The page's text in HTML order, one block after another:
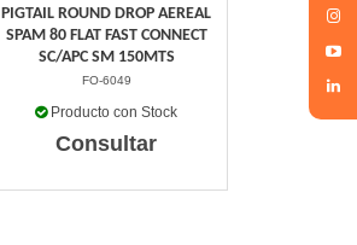
PIGTAIL ROUND DROP AEREAL
SPAM 80 FLAT FAST CONNECT
SC/APC SM 150MTS
FO-6049
Producto con Stock
Consultar